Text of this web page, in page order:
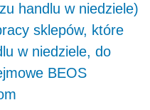
handlu w niedziele)
sklepów, które
w niedziele, do
BEOS